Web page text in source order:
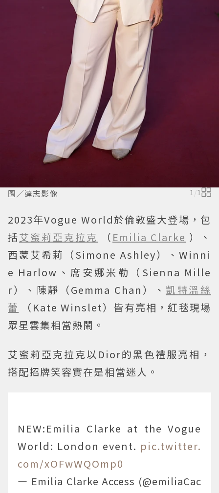
圖／達志影像 1 /1
2023年Vogue World於倫敦盛大登場，包
括艾蜜莉亞克拉克 （ Emilia Clarke ）、
西蒙艾希莉（Simone Ashley）、Winni
e Harlow、席安娜米勒（Sienna Mille
r）、陳靜（Gemma Chan）、 凱特溫絲
蕾
（Kate Winslet）皆有亮相，紅毯現場
眾星雲集相當熱鬧。
艾蜜莉亞克拉克以Dior的黑色禮服亮相，
搭配招牌笑容實在是相當迷人。
NEW:Emilia Clarke at the Vogue
World: London event. pic.twitter.
com/xOFwWQOmp0
— Emilia Clarke Access (@emiliaCac